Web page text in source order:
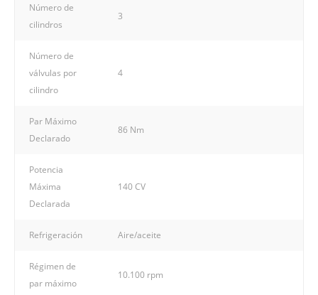
Número de
cilindros
3
Número de
válvulas por
cilindro
4
Par Máximo
Declarado
86 Nm
Potencia
Máxima
Declarada
140 CV
Refrigeración Aire/aceite
Régimen de
par máximo
10.100 rpm